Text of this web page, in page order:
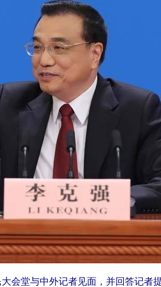
会堂与中外记者见面，并回答记者